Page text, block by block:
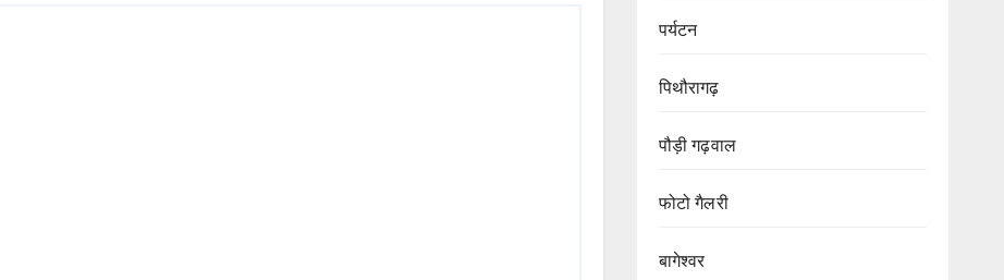
पर्यटन
पिथौरागढ़
पौड़ी गढ़वाल
फोटो गैलरी
बागेश्वर